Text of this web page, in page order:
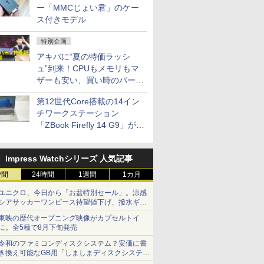
ー「MMCじょい君」のケー
ス付きモデル
特別企画
アキバに“夏の特価ラッシ
ュ”到来！CPUもメモリもマ
ザーも安い、買い時のパーツ
は？【8月7日(金)22時配信】
第12世代Core搭載の14イン
チワークステーション
「ZBook Firefly 14 G9」が
セール
Impress Watchシリーズ 人気記事
24時間 1週間 1カ月
ニクロ、今日から「お盆特別セール」。涼感
アサッカーワンピース待望値下げ、撥水ギア
ョーツは1990円に
映の歴代オープニング映像がカプセルトイ
。全5種で8月下旬発売
和のファミコンディスクシステム？安価に書
換え可能なGB用「しましまディスクシステ
」